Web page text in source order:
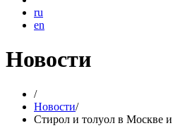
ru
en
Новости
/
Новости/
Стирол и толуол в Москве